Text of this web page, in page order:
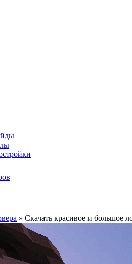
» Скачать красивое и большое